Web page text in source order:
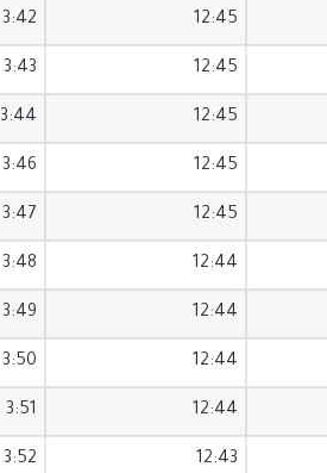
12:45
3:42
12:45
3:43
12:45
3:44
12:45
3:46
12:45
3:47
12:44
3:48
12:44
3:49
12:44
3:50
12:44
3:51
12:43
3:52